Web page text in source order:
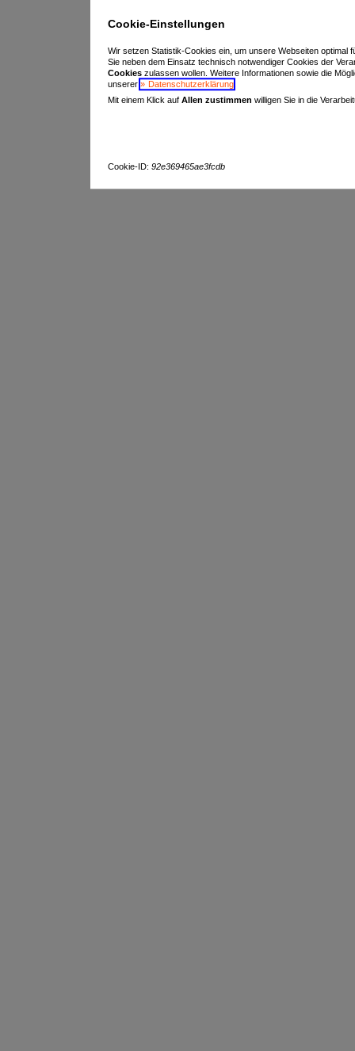
Cookie-Einstellungen
Wir setzen Statistik-Cookies ein, um unsere Webseiten
Sie neben dem Einsatz technisch notwendiger Cookies der
Cookieszulassen wollen. Weitere Informationen sowie die
unserer
Datenschutzerklärung.
Mit einem Klick auf Allen zustimmen willigen Sie in die
Cookie-ID: 92e369465ae3fcdb